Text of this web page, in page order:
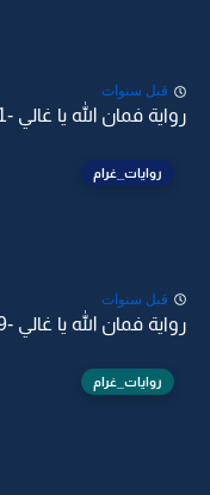
قبل سنوات
رواية فمان الله يا غالي -31
روايات_غرام
قبل سنوات
رواية فمان الله يا غالي -29
روايات_غرام